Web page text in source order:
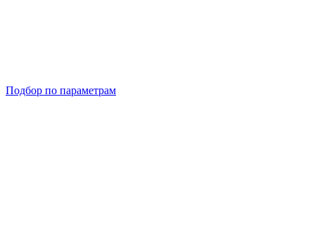
Подбор по параметрам